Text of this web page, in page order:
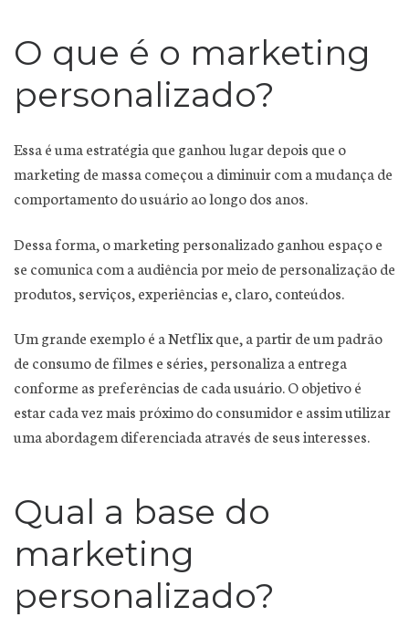
O que é o marketing
personalizado?
Essa é uma estratégia que ganhou lugar depois que o
marketing de massa começou a diminuir com a mudança de
comportamento do usuário ao longo dos anos.
Dessa forma, o marketing personalizado ganhou espaço e
se comunica com a audiência por meio de personalização de
produtos, serviços, experiências e, claro, conteúdos.
Um grande exemplo é a Netflix que, a partir de um padrão
de consumo de filmes e séries, personaliza a entrega
conforme as preferências de cada usuário. O objetivo é
estar cada vez mais próximo do consumidor e assim utilizar
uma abordagem diferenciada através de seus interesses.
Qual a base do
marketing
personalizado?